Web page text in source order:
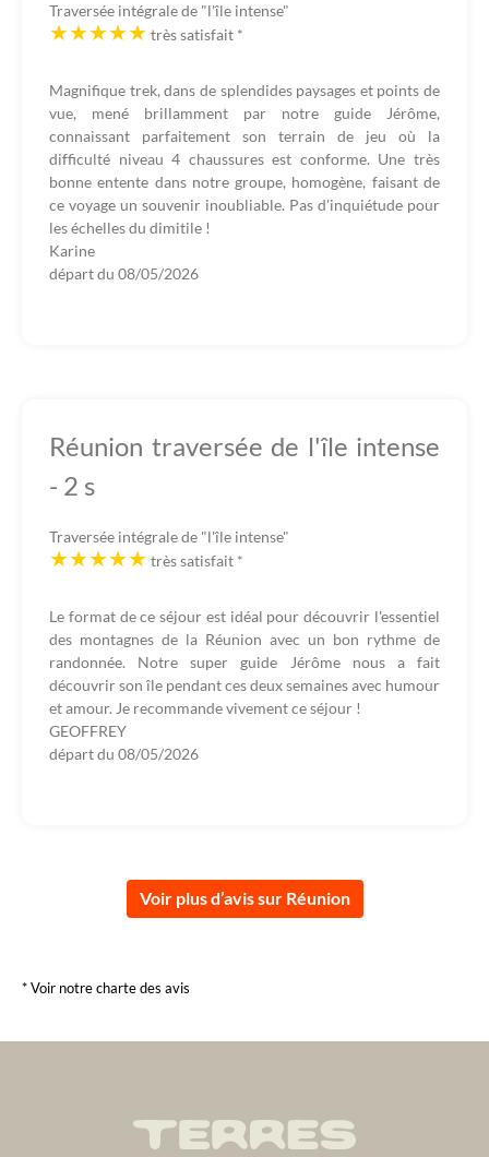
Traversée intégrale de "l'île intense"
très satisfait *
Magnifique trek, dans de splendides paysages et points de
vue, mené brillamment par notre guide Jérôme,
connaissant parfaitement son terrain de jeu où la
difficulté niveau 4 chaussures est conforme. Une très
bonne entente dans notre groupe, homogène, faisant de
ce voyage un souvenir inoubliable. Pas d'inquiétude pour
les échelles du dimitile !
Karine
départ du 08/05/2026
Réunion traversée de l'île intense
- 2 s
Traversée intégrale de "l'île intense"
très satisfait *
Le format de ce séjour est idéal pour découvrir l'essentiel
des montagnes de la Réunion avec un bon rythme de
randonnée. Notre super guide Jérôme nous a fait
découvrir son île pendant ces deux semaines avec humour
et amour. Je recommande vivement ce séjour !
GEOFFREY
départ du 08/05/2026
Voir plus d’avis sur Réunion
* Voir notre charte des avis